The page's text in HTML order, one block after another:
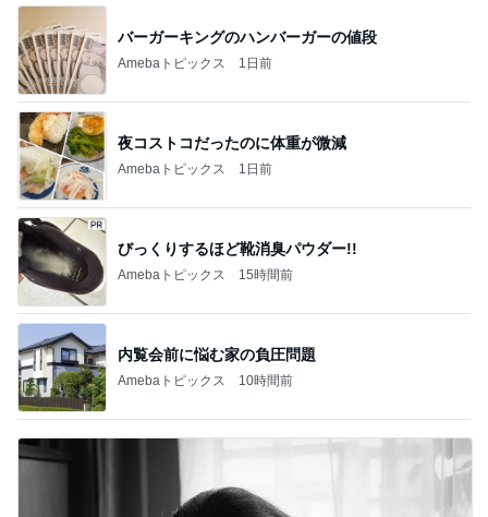
バーガーキングのハンバーガーの値段
Amebaトピックス 1日前
夜コストコだったのに体重が微減
Amebaトピックス 1日前
びっくりするほど靴消臭パウダー!!
Amebaトピックス 15時間前
内覧会前に悩む家の負圧問題
Amebaトピックス 10時間前